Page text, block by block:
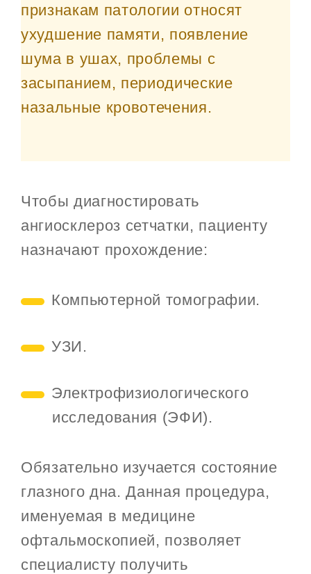
признакам патологии относят
ухудшение памяти, появление
шума в ушах, проблемы с
засыпанием, периодические
назальные кровотечения.
Чтобы диагностировать
ангиосклероз сетчатки, пациенту
назначают прохождение:
Компьютерной томографии.
УЗИ.
Электрофизиологического
исследования (ЭФИ).
Обязательно изучается состояние
глазного дна. Данная процедура,
именуемая в медицине
офтальмоскопией, позволяет
специалисту получить